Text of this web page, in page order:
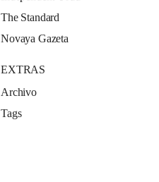
The Standard
Novaya Gazeta
EXTRAS
Archivo
Tags